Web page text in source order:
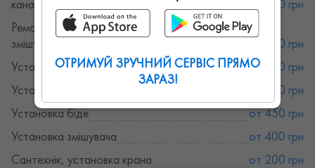
каналізації
от 750 грн
Ремонт сантехніки. Заміна крану,
змішувача
от 350 грн
Установка душової кабінки
от 1500 грн
Установка унітазу
от 500 грн
Установка біде
от 450 грн
Установка змішувача
от 400 грн
Сантехнік, установка крана
от 200 грн
ОТРИМУЙ ЗРУЧНИЙ СЕРВІС ПРЯМО
ЗАРАЗ!